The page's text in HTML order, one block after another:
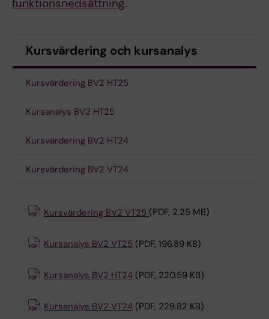
funktionsnedsättning.
Kursvärdering och kursanalys
Kursvärdering BV2 HT25
Kursanalys BV2 HT25
Kursvärdering BV2 HT24
Kursvärdering BV2 VT24
Kursvärdering BV2 VT25 (PDF, 2.25 MB)
Kursanalys BV2 VT25 (PDF, 196.89 KB)
Kursanalys BV2 HT24 (PDF, 220.59 KB)
Kursanalys BV2 VT24 (PDF, 229.82 KB)